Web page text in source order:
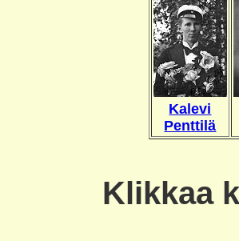
Kalevi
Penttilä
Klikkaa